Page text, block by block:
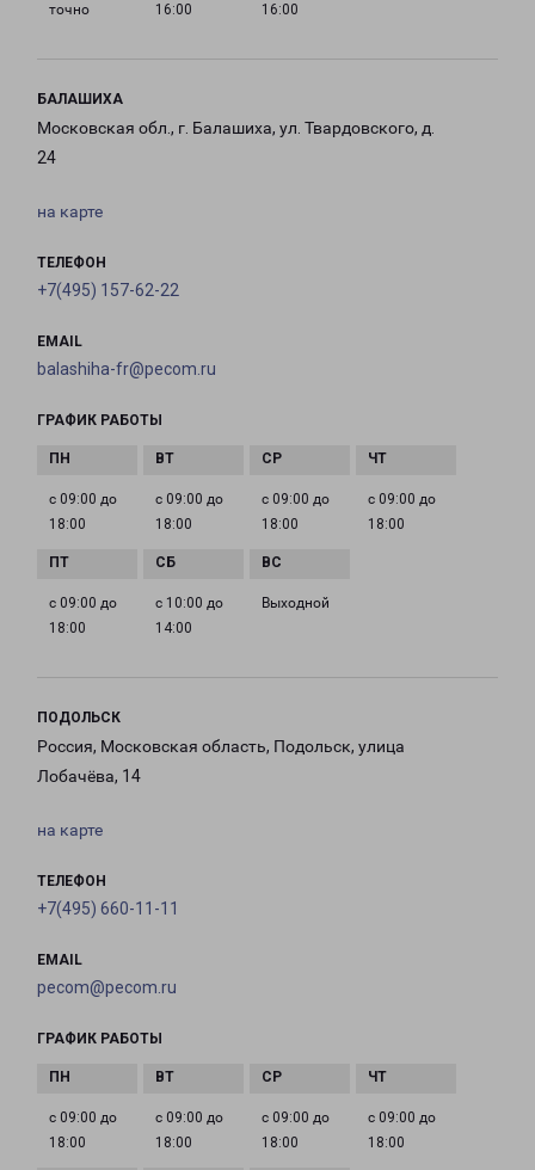
точно
16:00
16:00
БАЛАШИХА
Московская обл., г. Балашиха, ул. Твардовского, д.
24
на карте
ТЕЛЕФОН
+7(495) 157-62-22
EMAIL
balashiha-fr@pecom.ru
ГРАФИК РАБОТЫ
с 09:00 до
18:00
с 09:00 до
18:00
с 09:00 до
18:00
с 09:00 до
18:00
с 09:00 до
18:00
с 10:00 до
14:00
Выходной
ПОДОЛЬСК
Россия, Московская область, Подольск, улица
Лобачёва, 14
на карте
ТЕЛЕФОН
+7(495) 660-11-11
EMAIL
pecom@pecom.ru
ГРАФИК РАБОТЫ
с 09:00 до
18:00
с 09:00 до
18:00
с 09:00 до
18:00
с 09:00 до
18:00